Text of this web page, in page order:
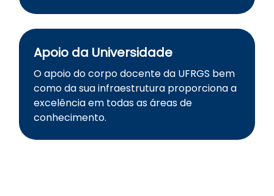
Apoio da Universidade
O apoio do corpo docente da UFRGS bem
como da sua infraestrutura proporciona a
excelência em todas as áreas de
conhecimento.